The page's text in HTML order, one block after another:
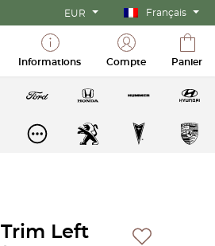
EUR Français
Informations Compte Panier
Left